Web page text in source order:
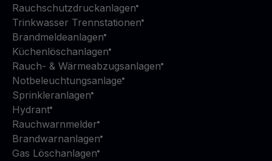
Rauchschutzdruckanlagen
Trinkwasser Trennstationen
Brandmeldeanlagen
Küchenlöschanlagen
Rauch- & Wärmeabzugsanlagen
Notbeleuchtungsanlage
Sprinkleranlagen
Hydrant
Rauchwarnmelder
Brandwarnanlagen
Gas Löschanlagen